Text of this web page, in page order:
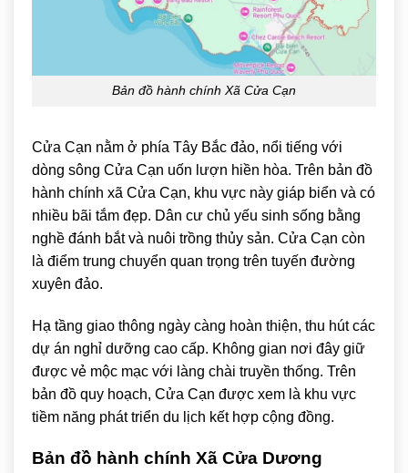
Bản đồ hành chính Xã Cửa Cạn
Cửa Cạn nằm ở phía Tây Bắc đảo, nổi tiếng với
dòng sông Cửa Cạn uốn lượn hiền hòa. Trên bản đồ
hành chính xã Cửa Cạn, khu vực này giáp biển và có
nhiều bãi tắm đẹp. Dân cư chủ yếu sinh sống bằng
nghề đánh bắt và nuôi trồng thủy sản. Cửa Cạn còn
là điểm trung chuyển quan trọng trên tuyến đường
xuyên đảo.
Hạ tầng giao thông ngày càng hoàn thiện, thu hút các
dự án nghỉ dưỡng cao cấp. Không gian nơi đây giữ
được vẻ mộc mạc với làng chài truyền thống. Trên
bản đồ quy hoạch, Cửa Cạn được xem là khu vực
tiềm năng phát triển du lịch kết hợp cộng đồng.
Bản đồ hành chính Xã Cửa Dương